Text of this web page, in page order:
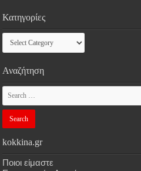
Κατηγορίες
Κατηγορίες
Αναζήτηση
kokkina.gr
Ποιοι είμαστε